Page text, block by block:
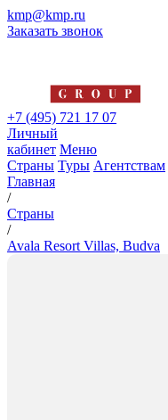
kmp@kmp.ru
Заказать звонок
+7 (495) 721 17 07
Личный
кабинет Меню
Страны Туры Агентствам
Главная
/
Страны
/
Avala Resort Villas, Budva